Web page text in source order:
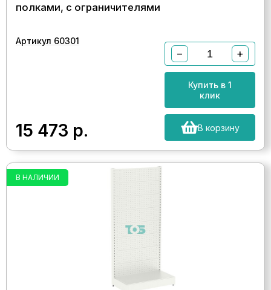
полками, с ограничителями
Артикул 60301
15 473 р.
− +
Купить в 1
клик
В корзину
В НАЛИЧИИ